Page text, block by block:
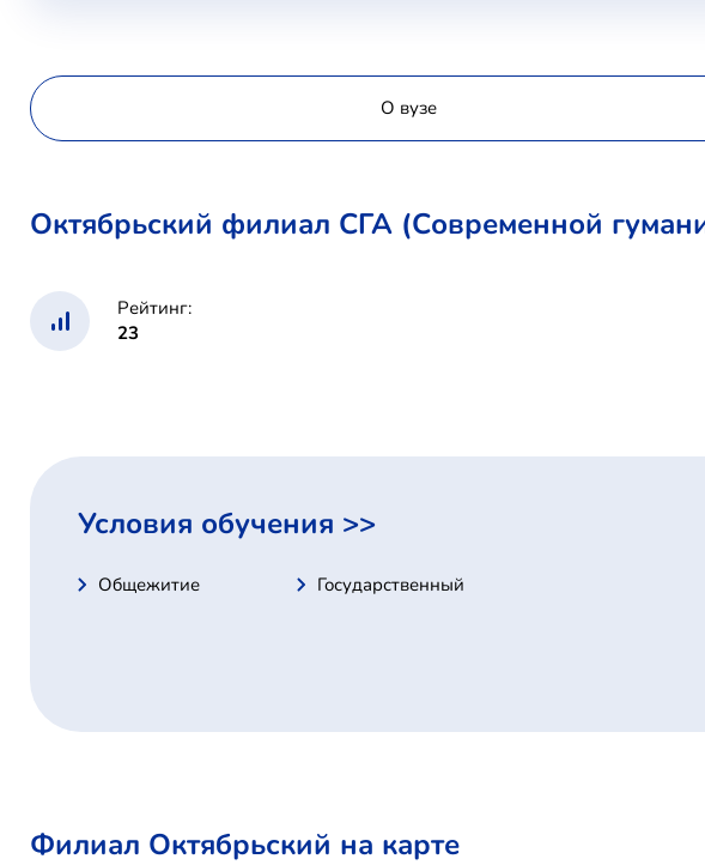
О вузе
Октябрьский филиал СГА (Современной
Рейтинг:
23
Условия обучения >>
Общежитие Государственный
Филиал Октябрьский на карте